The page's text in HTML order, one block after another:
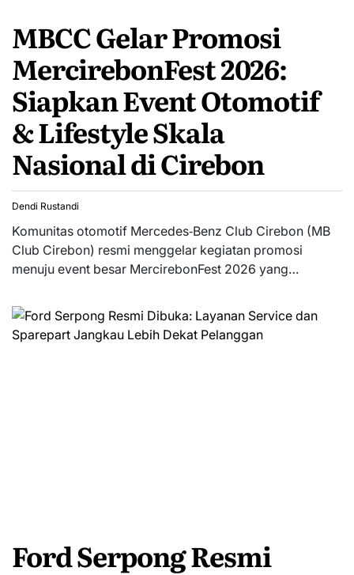
MBCC Gelar Promosi
MercirebonFest 2026:
Siapkan Event Otomotif
& Lifestyle Skala
Nasional di Cirebon
Dendi Rustandi
Komunitas otomotif Mercedes‑Benz Club Cirebon (MB
Club Cirebon) resmi menggelar kegiatan promosi
menuju event besar MercirebonFest 2026 yang…
Ford Serpong Resmi